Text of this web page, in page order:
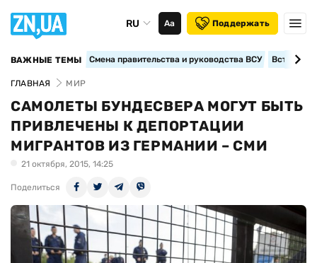
RU Аа Поддержать
ВАЖНЫЕ ТЕМЫ Смена правительства и руководства ВСУ
ГЛАВНАЯ МИР
САМОЛЕТЫ БУНДЕСВЕРА МОГУТ БЫТЬ
ПРИВЛЕЧЕНЫ К ДЕПОРТАЦИИ
МИГРАНТОВ ИЗ ГЕРМАНИИ – СМИ
21 октября, 2015, 14:25
Поделиться